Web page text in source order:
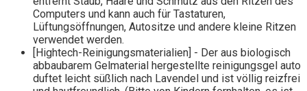
Computers und kann auch für Tastaturen,
Lüftungsöffnungen, Autositze und andere kleine Ritzen
verwendet werden.
[Hightech-Reinigungsmaterialien] - Der aus biologisch
abbaubarem Gelmaterial hergestellte reinigungsgel auto
duftet leicht süßlich nach Lavendel und ist völlig reizfrei